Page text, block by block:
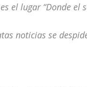
el lugar “Donde el
noticias se